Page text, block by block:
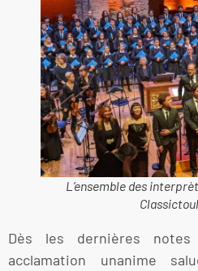
L’ensemble des
Dès les dernières
acclamation unanime